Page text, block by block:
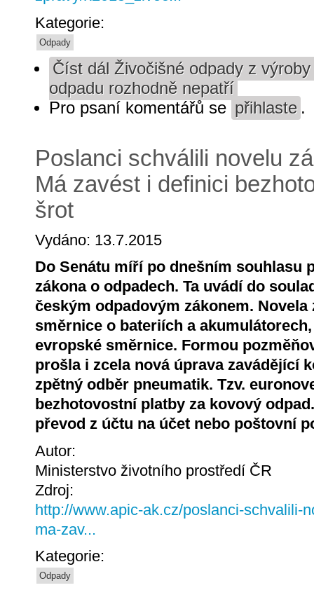
Kategorie:
Odpady
Číst dál Živočišné odpady z
odpadu rozhodně nepatří
Pro psaní komentářů se přihlaste .
Poslanci schválili novelu
Má zavést i definici
šrot
Vydáno: 13.7.2015
Do Senátu míří po dnešním souhlasu
zákona o odpadech. Ta uvádí do
českým odpadovým zákonem. Novela
směrnice o bateriích a
evropské směrnice. Formou
prošla i zcela nová úprava zavádějící
zpětný odběr pneumatik. Tzv.
bezhotovostní platby za kovový
převod z účtu na účet nebo poštovní
Autor:
Ministerstvo životního prostředí ČR
Zdroj:
http://www.apic-ak.cz/poslanci-schvalili-
ma-zav...
Kategorie:
Odpady